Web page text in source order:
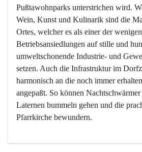
Pußtawohnparks unterstrichen wird.
Wein, Kunst und Kulinarik sind die
Ortes, welcher es als einer der
Betriebsansiedlungen auf stille und
umweltschonende Industrie- und
setzen. Auch die Infrastruktur im
harmonisch an die noch immer
angepaßt. So können
Laternen bummeln gehen und die
Pfarrkirche bewundern.
Der Weinbau dominert heute nicht